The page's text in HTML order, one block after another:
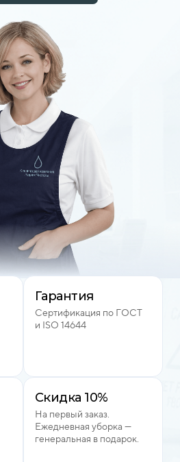
Гарантия
Сертификация по ГОСТ
и ISO 14644
Скидка 10%
На первый заказ.
Ежедневная уборка —
генеральная в подарок.